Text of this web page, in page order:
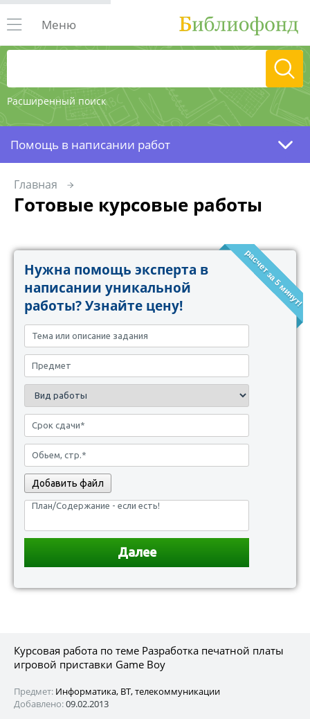
Расширенный поиск
Меню
Помощь в написании работ
Главная
Готовые курсовые работы
расчет за 5 минут!
Нужна помощь эксперта в
написании уникальной
работы? Узнайте цену!
Добавить файл
Курсовая работа по теме Разработка печатной платы
игровой приставки Game Boy
Предмет: Информатика, ВТ, телекоммуникации
Добавлено:09.02.2013